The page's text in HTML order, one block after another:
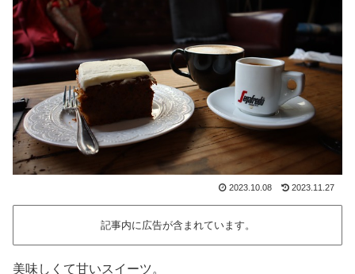
2023.10.08 2023.11.27
記事内に広告が含まれています。
美味しくて甘いスイーツ。